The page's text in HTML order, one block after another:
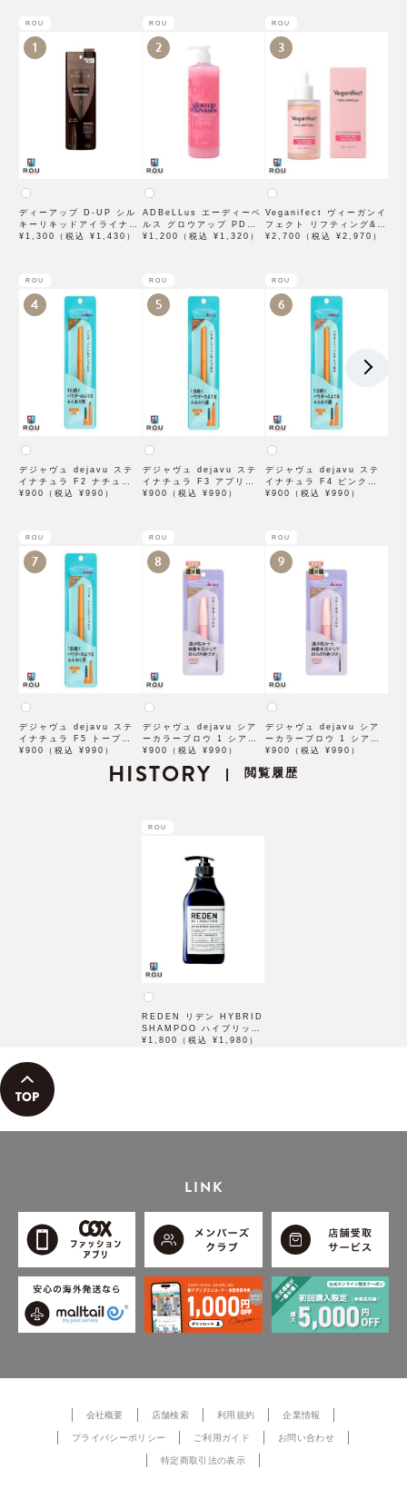
ROU
1
ディーアップ D-UP シル
キーリキッドアイライナー
WP ブラウンブラック
¥1,300（税込 ¥1,430）
ROU
2
ADBeLLus エーディーベ
ルス グロウアップ PDRN
ローション 500mL
¥1,200（税込 ¥1,320）
ROU
3
Veganifect ヴィーガンイ
フェクト リフティング&バ
ランシング フィグチェス
¥2,700（税込 ¥2,970）
ROU
4
デジャヴュ dejavu ステ
イナチュラ F2 ナチュラル
ブラウン【アイブロウ】
¥900（税込 ¥990）
ROU
5
デジャヴュ dejavu ステ
イナチュラ F3 アプリコッ
トブラウン【アイブロウ】
¥900（税込 ¥990）
ROU
6
デジャヴュ dejavu ステ
イナチュラ F4 ピンクベー
ジュ【アイブロウ】【イミ
¥900（税込 ¥990）
ROU
7
デジャヴュ dejavu ステ
イナチュラ F5 トープベー
ジュ【アイブロウ】【イミ
¥900（税込 ¥990）
ROU
8
デジャヴュ dejavu シア
ーカラーブロウ 1 シアー
ベージュ【アイブロウ】
¥900（税込 ¥990）
ROU
9
デジャヴュ dejavu シア
ーカラーブロウ 1 シアー
ブロンズ【アイブロウ】
¥900（税込 ¥990）
HISTORY | 閲覧履歴
ROU
REDEN リデン HYBRID
SHAMPOO ハイブリット
シャンプー 500mL
¥1,800（税込 ¥1,980）
LINK
会社概要 店舗検索 利用規約 企業情報
プライバシーポリシー ご利用ガイド お問い合わせ
特定商取引法の表示